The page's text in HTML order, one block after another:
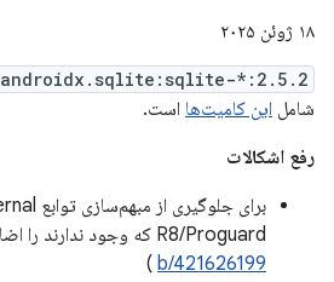
۱۸ ژوئن ۲۰۲۵
androidx.sqlite:sqlite-*:2.5.2
شامل این کامیت‌ها است.
رفع اشکالات
R8/Proguard که وجود ندارند را اضافه کنید. (
b/421626199
)